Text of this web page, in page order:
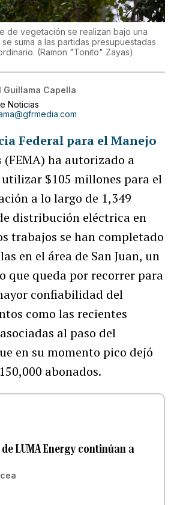
de vegetación se realizan bajo una
suma a las partidas presupuestadas
(Ramon "Tonito" Zayas)
Guillama Capella
Noticias
Federal para el Manejo
(FEMA) ha autorizado a
utilizar $105 millones para el
a lo largo de 1,349
distribución eléctrica en
trabajos se han completado
en el área de San Juan, un
que queda por recorrer para
confiabilidad del
como las recientes
al paso del
en su momento pico dejó
abonados.
LUMA Energy continúan a